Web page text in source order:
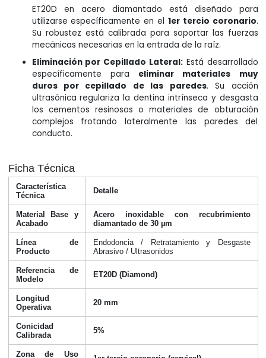
ET20D en acero diamantado está diseñado para
utilizarse específicamente en el 1er tercio coronario.
Su robustez está calibrada para soportar las fuerzas
mecánicas necesarias en la entrada de la raíz.
Eliminación por Cepillado Lateral:Está desarrollado
específicamente para eliminar materiales muy
duros por cepillado de las paredes. Su acción
ultrasónica regulariza la dentina intrínseca y desgasta
los cementos resinosos o materiales de obturación
complejos frotando lateralmente las paredes del
conducto.
Ficha Técnica
Característica
Técnica
Detalle
Material Base y
Acabado
Acero inoxidable con recubrimiento
diamantado de 30 µm
Línea de
Producto
Endodoncia / Retratamiento y Desgaste
Abrasivo / Ultrasonidos
Referencia de
Modelo
ET20D (Diamond)
Longitud
Operativa
20 mm
Conicidad
Calibrada
5%
Zona de Uso